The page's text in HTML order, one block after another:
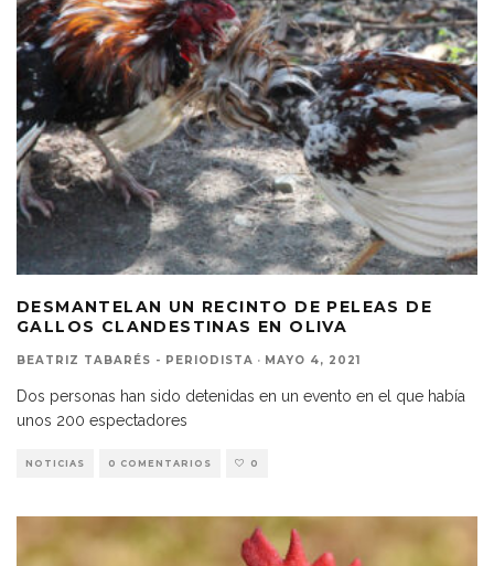
DESMANTELAN UN RECINTO DE PELEAS DE
GALLOS CLANDESTINAS EN OLIVA
BEATRIZ TABARÉS - PERIODISTA · MAYO 4, 2021
Dos personas han sido detenidas en un evento en el que había
unos 200 espectadores
NOTICIAS 0 COMENTARIOS 0